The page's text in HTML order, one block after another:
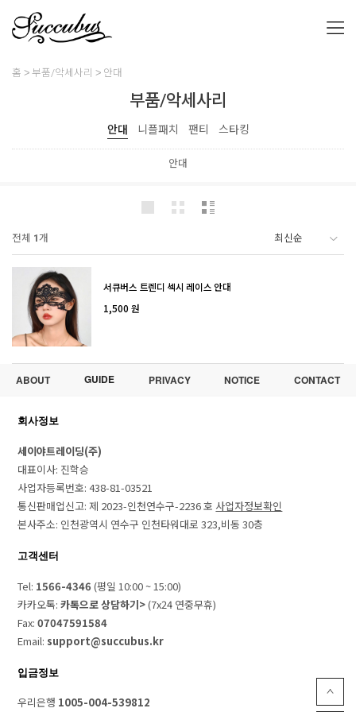
홈 부품/악세사리 안대
부품/악세사리
안대 니플패치 팬티 스타킹
안대
전체 1개
서큐버스 트렌디 섹시 레이스 안대
1,500 원
ABOUT GUIDE PRIVACY NOTICE CONTACT
회사정보
세이야트레이딩(주)
대표이사: 진학승
사업자등록번호: 438-81-03521
통신판매업신고: 제 2023-인천연수구-2236 호 사업자정보확인
본사주소: 인천광역시 연수구 인천타워대로 323,비동 30층
고객센터
Tel: 1566-4346 (평일 10:00 ~ 15:00)
카카오톡:카톡으로 상담하기>(7x24 연중무휴)
Fax:07047591584
Email:support@succubus.kr
입금정보
우리은행 1005-004-539812